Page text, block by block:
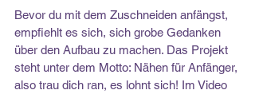
Bevor du mit dem Zuschneiden anfängst,
empfiehlt es sich, sich grobe Gedanken
über den Aufbau zu machen. Das Projekt
steht unter dem Motto: Nähen für Anfänger,
also trau dich ran, es lohnt sich! Im Video